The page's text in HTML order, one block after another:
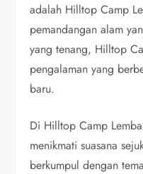
adalah Hilltop Camp
pemandangan alam
yang tenang, Hilltop
pengalaman yang
baru.
Di Hilltop Camp
menikmati suasana
berkumpul dengan